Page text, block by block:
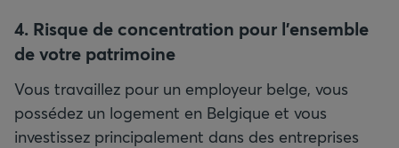
4. Risque de concentration pour l’ensemble
de votre patrimoine
Vous travaillez pour un employeur belge, vous
possédez un logement en Belgique et vous
investissez principalement dans des entreprises